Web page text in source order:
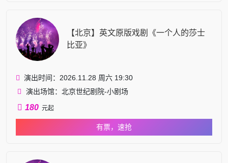
【北京】英文原版戏剧《一个人的莎士
比亚》
演出时间：2026.11.28 周六 19:30
演出场馆：北京世纪剧院-小剧场
180 元起
有票，速抢